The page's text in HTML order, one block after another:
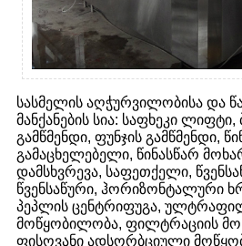
სასმელის აღჭურვილობისა და
მანქანების სია: საფხეკი ლიფტი,
გამწმენდი, ფუნჯის გამწმენდი,
გამაცხელებელი, წინასწარ
დამსხვრევა, საფეთქელი,
წვენსაწური, ჰორიზონტალური
პეპლის ცენტრიფუგა,
მოწყობილობა, ფილტრაციის
ფისოვანი ადსორბციული